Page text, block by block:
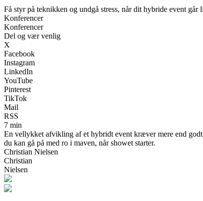
Få styr på teknikken og undgå stress, når dit hybride event går
Konferencer
Konferencer
Del og vær venlig
X
Facebook
Instagram
LinkedIn
YouTube
Pinterest
TikTok
Mail
RSS
7 min
En vellykket afvikling af et hybridt event kræver mere end
du kan gå på med ro i maven, når showet starter.
Christian Nielsen
Christian
Nielsen